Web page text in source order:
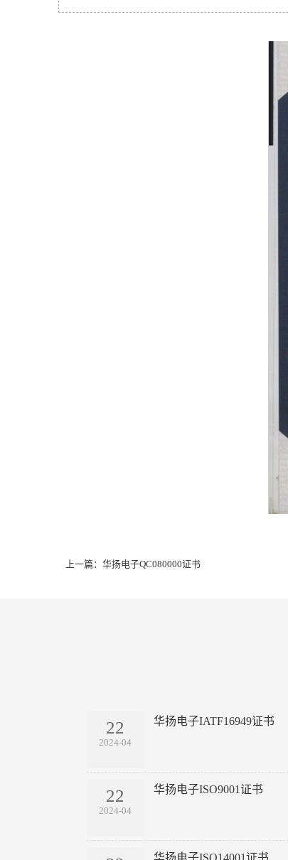
上一篇： 华扬电子QC080000证书
22
2024-04
华扬电子IATF16949证书
22
2024-04
华扬电子ISO9001证书
华扬电子ISO14001证书